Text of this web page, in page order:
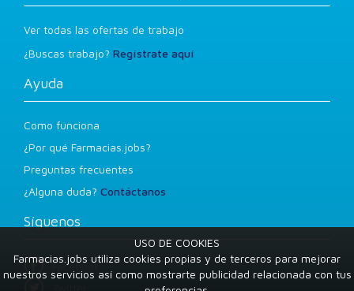
Ver todas las ofertas de trabajo
¿Buscas trabajo? Regístrate aquí
Ayuda
Como funciona
¿Por qué Farmacias.jobs?
Preguntas frecuentes
¿Alguna duda? Contáctanos
Síguenos
Facebook
USO DE COOKIES
Farmacias.jobs utiliza cookies propias y de terceros para mejorar
nuestros servicios así como mostrarte publicidad relacionada con tus